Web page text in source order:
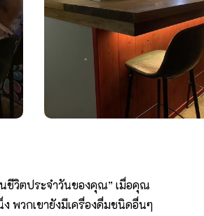
ชีวิตประจำวันของคุณ” เมื่อคุณ
พวกเขายังมีเครื่องดื่มชนิดอื่นๆ